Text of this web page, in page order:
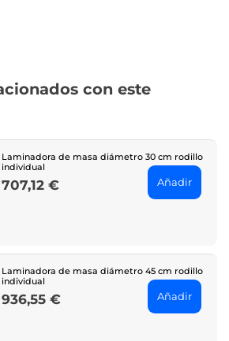
con este
Laminadora de masa diámetro 30 cm rodillo
individual
Price
707,12 € Añadir
Laminadora de masa diámetro 45 cm rodillo
individual
Price
936,55 € Añadir